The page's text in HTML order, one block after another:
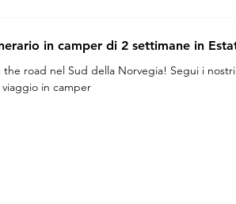
India
in camper di 2 settimane in
the road nel Sud della Norvegia! Segui i
in camper